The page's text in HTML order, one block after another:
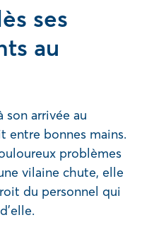
ses
au
son arrivée au
entre bonnes mains.
problèmes
vilaine chute, elle
du personnel qui